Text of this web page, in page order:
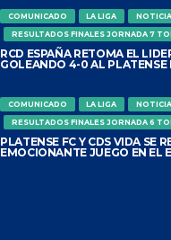
COMUNICADO LA LIGA
RESULTADOS FINALES JORNADA 7
RCD ESPAÑA RETOMA EL
GOLEANDO 4-0 AL PLATENSE
COMUNICADO LA LIGA
RESULTADOS FINALES JORNADA 6
PLATENSE FC Y CDS VIDA SE
EMOCIONANTE JUEGO EN EL